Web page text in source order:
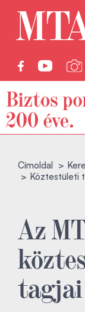
Címoldal
Köztestületi
Az
tagjai